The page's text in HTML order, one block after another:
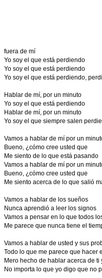
fuera de mí
Yo soy el que está perdiendo
Yo soy el que está perdiendo
Yo soy el que está perdiendo,
Hablar de mí, por un minuto
Yo soy el que está perdiendo
Hablar de mí, por un minuto
Yo soy el que siempre salen
Vamos a hablar de mí por un
Bueno, ¿cómo cree usted que
Me siento de lo que está pasando
Vamos a hablar de mí por un
Bueno, ¿cómo cree usted que
Me siento acerca de lo que salió
Vamos a hablar de los sueños
Nunca aprendió a leer los signos
Vamos a pensar en lo que todos
Me parece que nunca tiene el
Vamos a hablar de usted y sus
Todo lo que me parece que hacer
Mero hecho de hablar acerca de ti
No importa lo que yo digo que no